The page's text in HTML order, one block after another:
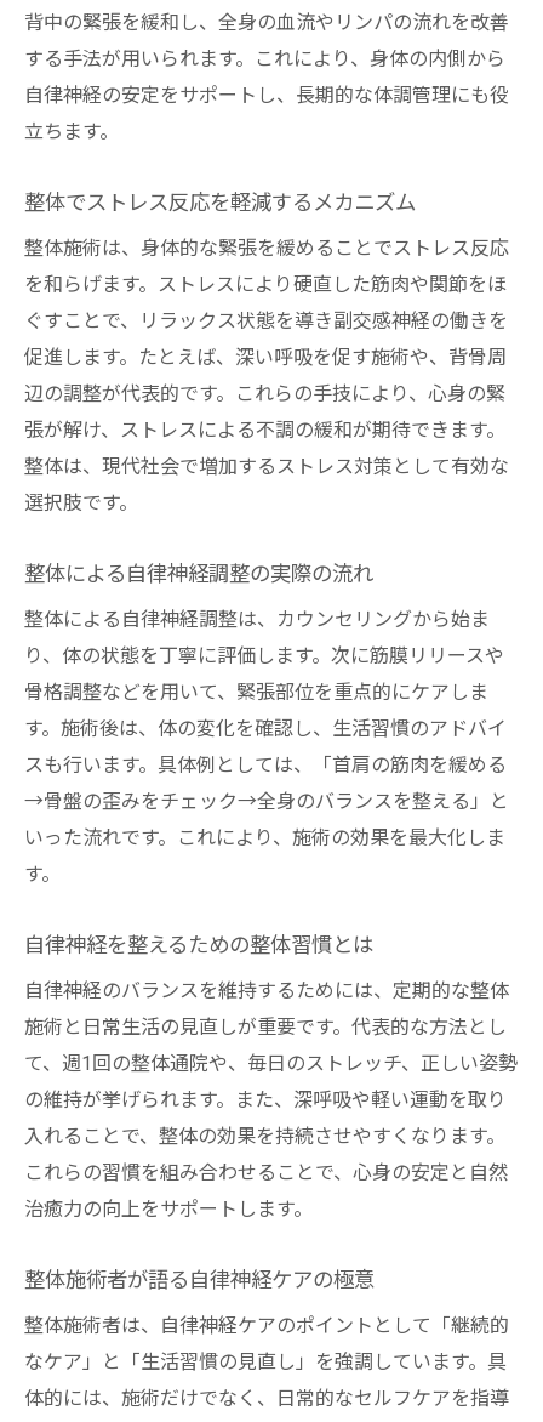
背中の緊張を緩和し、全身の血流やリンパの流れを改善
する手法が用いられます。これにより、身体の内側から
自律神経の安定をサポートし、長期的な体調管理にも役
立ちます。
整体でストレス反応を軽減するメカニズム
整体施術は、身体的な緊張を緩めることでストレス反応
を和らげます。ストレスにより硬直した筋肉や関節をほ
ぐすことで、リラックス状態を導き副交感神経の働きを
促進します。たとえば、深い呼吸を促す施術や、背骨周
辺の調整が代表的です。これらの手技により、心身の緊
張が解け、ストレスによる不調の緩和が期待できます。
整体は、現代社会で増加するストレス対策として有効な
選択肢です。
整体による自律神経調整の実際の流れ
整体による自律神経調整は、カウンセリングから始ま
り、体の状態を丁寧に評価します。次に筋膜リリースや
骨格調整などを用いて、緊張部位を重点的にケアしま
す。施術後は、体の変化を確認し、生活習慣のアドバイ
スも行います。具体例としては、「首肩の筋肉を緩める
→骨盤の歪みをチェック→全身のバランスを整える」と
いった流れです。これにより、施術の効果を最大化しま
す。
自律神経を整えるための整体習慣とは
自律神経のバランスを維持するためには、定期的な整体
施術と日常生活の見直しが重要です。代表的な方法とし
て、週1回の整体通院や、毎日のストレッチ、正しい姿勢
の維持が挙げられます。また、深呼吸や軽い運動を取り
入れることで、整体の効果を持続させやすくなります。
これらの習慣を組み合わせることで、心身の安定と自然
治癒力の向上をサポートします。
整体施術者が語る自律神経ケアの極意
整体施術者は、自律神経ケアのポイントとして「継続的
なケア」と「生活習慣の見直し」を強調しています。具
体的には、施術だけでなく、日常的なセルフケアを指導